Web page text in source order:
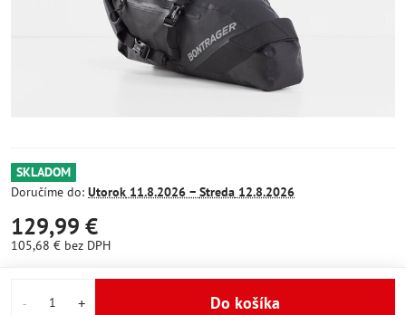
SKLADOM
Doručíme do: Utorok 11.8.2026 − Streda 12.8.2026
129,99 €
105,68 € bez DPH
Do košíka